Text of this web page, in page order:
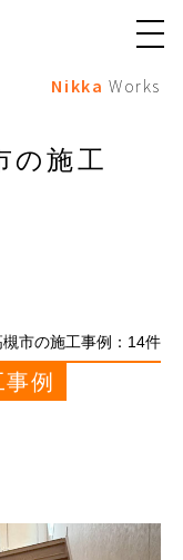
メ
ュ
Nikka Works
の施工
市の施工事例： 14件
例